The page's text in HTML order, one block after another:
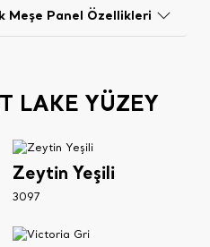
Meşe Panel Özellikleri
LAKE YÜZEY
Zeytin Yeşili
3097